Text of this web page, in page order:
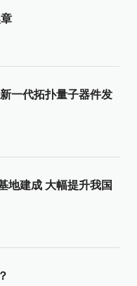
一代拓扑量子器件发
地建成 大幅提升我国